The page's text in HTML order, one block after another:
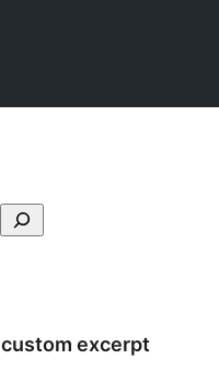
custom excerpt